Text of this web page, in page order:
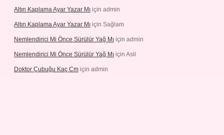
Altın Kaplama Ayar Yazar Mı için admin
Altın Kaplama Ayar Yazar Mı için Sağlam
Nemlendirici Mi Önce Sürülür Yağ Mı için admin
Nemlendirici Mi Önce Sürülür Yağ Mı için Asil
Doktor Çubuğu Kaç Cm için admin